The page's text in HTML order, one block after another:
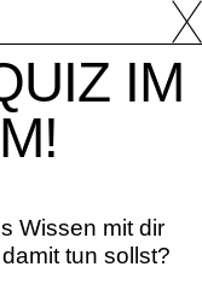
IM
Wissen mit dir
tun sollst?